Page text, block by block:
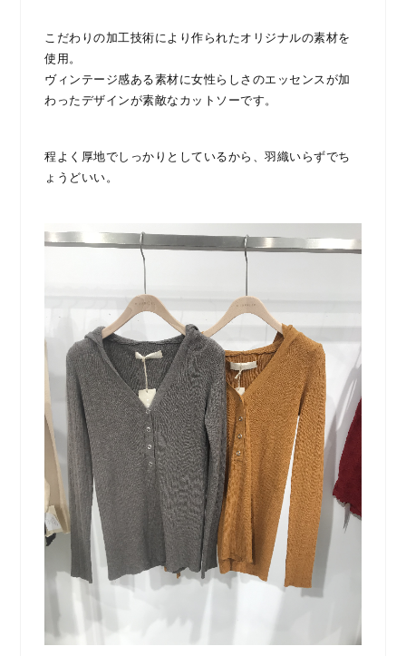
こだわりの加工技術により作られたオリジナルの素材を
使用。
ヴィンテージ感ある素材に女性らしさのエッセンスが加
わったデザインが素敵なカットソーです。
程よく厚地でしっかりとしているから、羽織いらずでち
ょうどいい。